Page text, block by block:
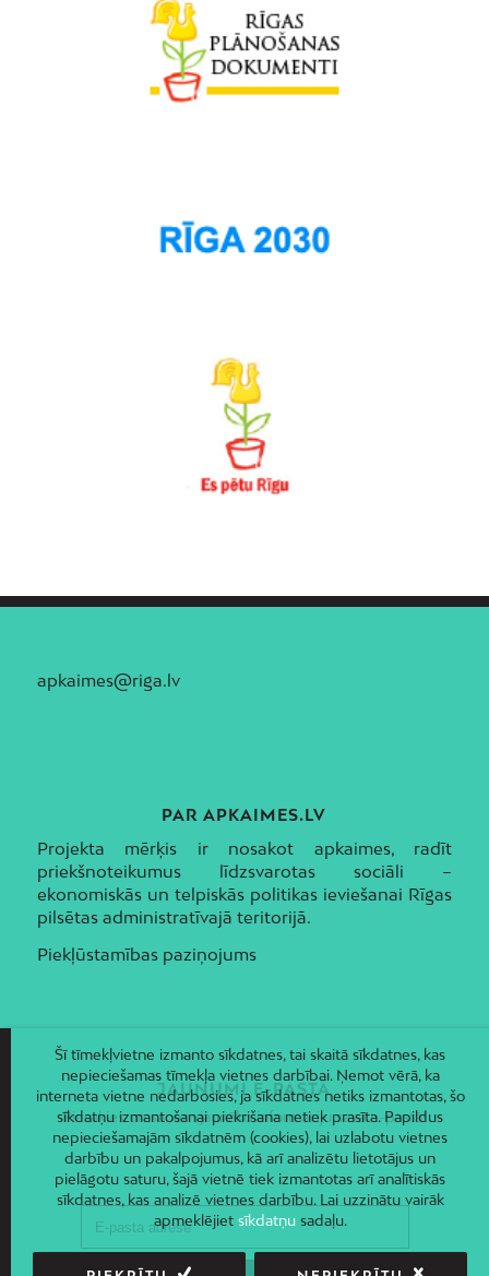
apkaimes@riga.lv
PAR APKAIMES.LV
Projekta mērķis ir nosakot apkaimes, radīt
priekšnoteikumus līdzsvarotas sociāli –
ekonomiskās un telpiskās politikas ieviešanai Rīgas
pilsētas administratīvajā teritorijā.
Piekļūstamības paziņojums
JAUNUMI E-PASTĀ
Piesakies un saņem jaunāko informāciju savā e-pastā!
Šī tīmekļvietne izmanto sīkdatnes, tai skaitā sīkdatnes, kas
nepieciešamas tīmekļa vietnes darbībai. Ņemot vērā, ka
interneta vietne nedarbosies, ja sīkdatnes netiks izmantotas, šo
sīkdatņu izmantošanai piekrišana netiek prasīta. Papildus
nepieciešamajām sīkdatnēm (cookies), lai uzlabotu vietnes
darbību un pakalpojumus, kā arī analizētu lietotājus un
pielāgotu saturu, šajā vietnē tiek izmantotas arī analītiskās
sīkdatnes, kas analizē vietnes darbību. Lai uzzinātu vairāk
apmeklējiet sīkdatņusadaļu.